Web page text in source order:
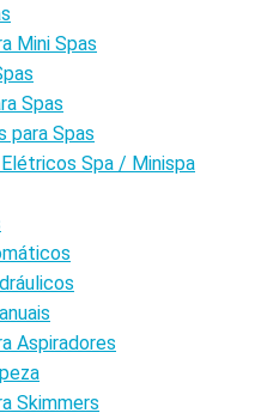
Mini Spas
Spas
para Spas
Spa / Minispa
Aspiradores
Skimmers